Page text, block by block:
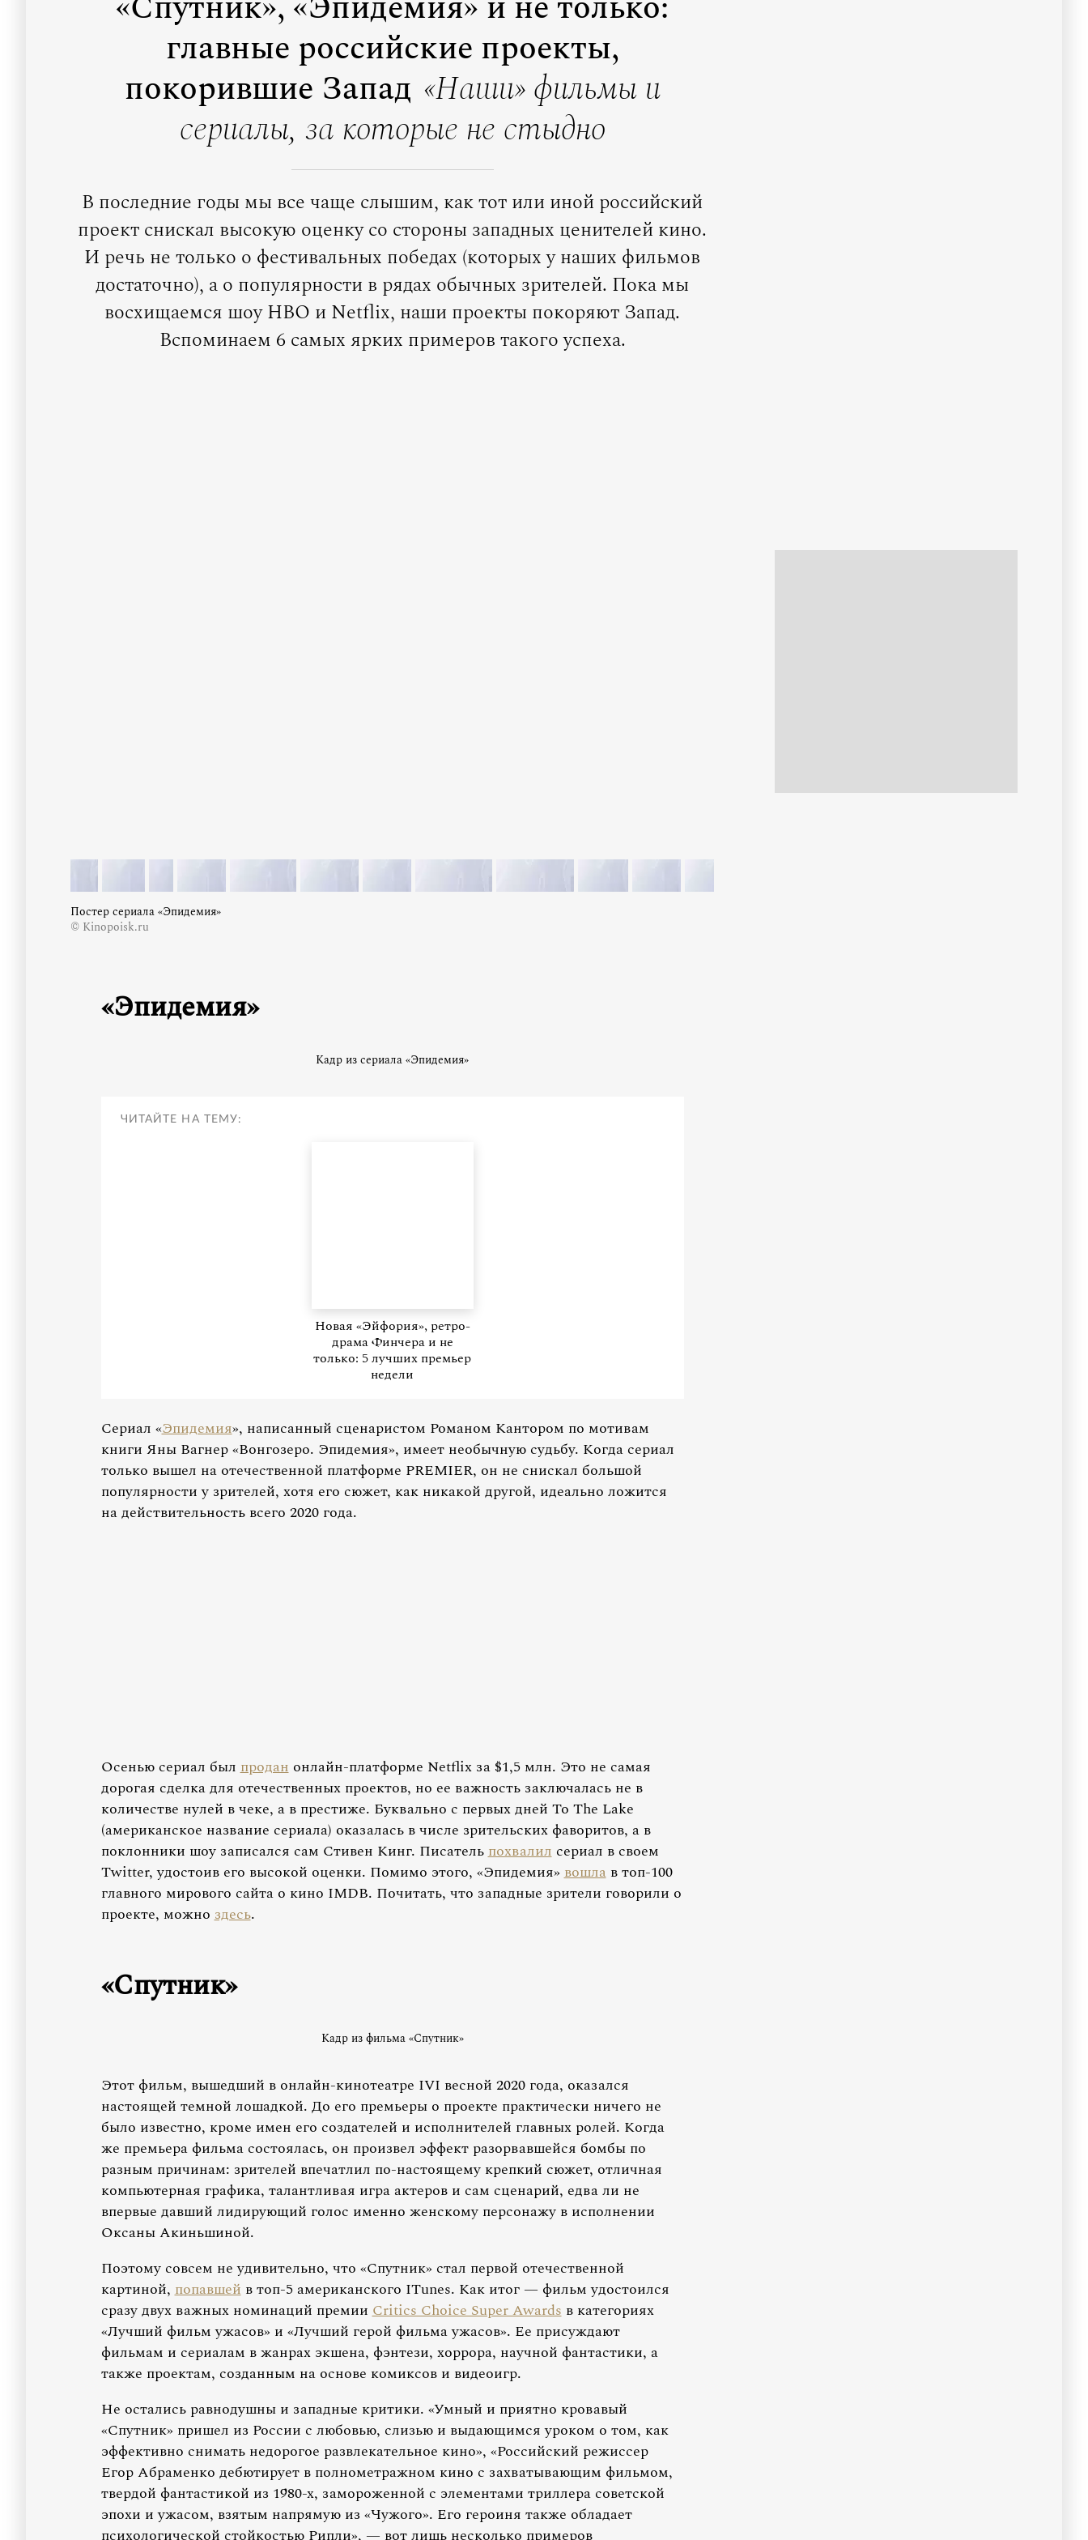
главные российские проекты,
покорившие Запад «Наши» фильмы и
сериалы, за которые не стыдно
В последние годы мы все чаще слышим, как тот или иной российский
проект снискал высокую оценку со стороны западных ценителей кино.
И речь не только о фестивальных победах (которых у наших фильмов
достаточно), а о популярности в рядах обычных зрителей. Пока мы
восхищаемся шоу HBO и Netflix, наши проекты покоряют Запад.
Вспоминаем 6 самых ярких примеров такого успеха.
Постер сериала «Эпидемия»
© Kinopoisk.ru
«Эпидемия»
Кадр из сериала «Эпидемия»
ЧИТАЙТЕ НА ТЕМУ:
Новая «Эйфория», ретро-
драма Финчера и не
только: 5 лучших премьер
недели
Сериал «Эпидемия», написанный сценаристом Романом Кантором по мотивам
книги Яны Вагнер «Вонгозеро. Эпидемия», имеет необычную судьбу. Когда сериал
только вышел на отечественной платформе PREMIER, он не снискал большой
популярности у зрителей, хотя его сюжет, как никакой другой, идеально ложится
на действительность всего 2020 года.
Осенью сериал былпроданонлайн-платформе Netflix за $1,5 млн. Это не самая
дорогая сделка для отечественных проектов, но ее важность заключалась не в
количестве нулей в чеке, а в престиже. Буквально с первых дней To The Lake
(американское название сериала) оказалась в числе зрительских фаворитов, а в
поклонники шоу записался сам Стивен Кинг. Писательпохвалилсериал в своем
Twitter, удостоив его высокой оценки. Помимо этого, «Эпидемия»вошлав топ-100
главного мирового сайта о кино IMDB. Почитать, что западные зрители говорили о
проекте, можноздесь.
«Спутник»
Кадр из фильма «Спутник»
Этот фильм, вышедший в онлайн-кинотеатре IVI весной 2020 года, оказался
настоящей темной лошадкой. До его премьеры о проекте практически ничего не
было известно, кроме имен его создателей и исполнителей главных ролей. Когда
же премьера фильма состоялась, он произвел эффект разорвавшейся бомбы по
разным причинам: зрителей впечатлил по-настоящему крепкий сюжет, отличная
компьютерная графика, талантливая игра актеров и сам сценарий, едва ли не
впервые давший лидирующий голос именно женскому персонажу в исполнении
Оксаны Акиньшиной.
Поэтому совсем не удивительно, что «Спутник» стал первой отечественной
картиной,попавшейв топ-5 американского ITunes. Как итог — фильм удостоился
сразу двух важных номинаций премииCritics Choice Super Awardsв категориях
«Лучший фильм ужасов» и «Лучший герой фильма ужасов». Ее присуждают
фильмам и сериалам в жанрах экшена, фэнтези, хоррора, научной фантастики, а
также проектам, созданным на основе комиксов и видеоигр.
Не остались равнодушны и западные критики. «Умный и приятно кровавый
«Спутник» пришел из России с любовью, слизью и выдающимся уроком о том, как
эффективно снимать недорогое развлекательное кино», «Российский режиссер
Егор Абраменко дебютирует в полнометражном кино с захватывающим фильмом,
твердой фантастикой из 1980-х, замороженной с элементами триллера советской
эпохи и ужасом, взятым напрямую из «Чужого». Его героиня также обладает